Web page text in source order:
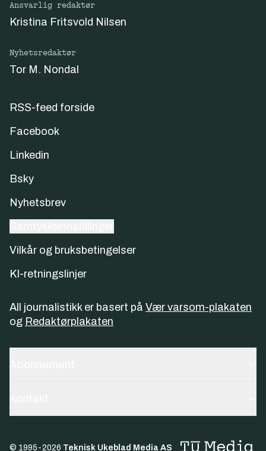
Ansvarlig redaktør
Kristina Fritsvold Nilsen
Nyhetsredaktør
Tor M. Nondal
RSS-feed forside
Facebook
Linkedin
Bsky
Nyhetsbrev
Vilkår og bruksbetingelser
KI-retningslinjer
All journalistikk er basert på Vær varsom-plakaten
og Redaktørplakaten
© 1995-2026 Teknisk Ukeblad Media AS